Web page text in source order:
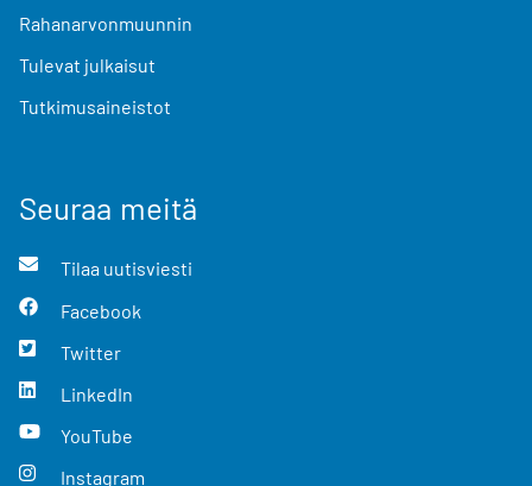
Rahanarvonmuunnin
Tulevat julkaisut
Tutkimusaineistot
Seuraa meitä
Tilaa uutisviesti
Facebook
Twitter
LinkedIn
YouTube
Instagram